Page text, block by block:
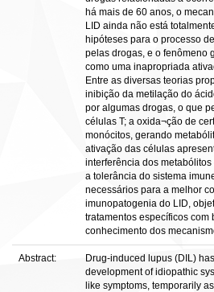
há mais de 60 anos, o
LID ainda não está
hipóteses para o processo
pelas drogas, e o fenômeno
como uma inapropriada
Entre as diversas teorias
inibição da metilação do
por algumas drogas, o que
células T; a oxida¬ção de
monócitos, gerando
ativação das células
interferência dos
a tolerância do sistema
necessários para a melhor
imunopatogenia do LID,
tratamentos específicos com
conhecimento dos
Abstract:
Drug-induced lupus (DIL)
development of idiopathic
like symptoms, temporarily